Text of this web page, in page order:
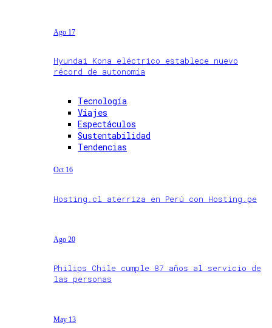
Ago 17
Hyundai Kona eléctrico establece nuevo
récord de autonomía
Tecnología
Viajes
Espectáculos
Sustentabilidad
Tendencias
Oct 16
Hosting.cl aterriza en Perú con Hosting.pe
Ago 20
Philips Chile cumple 87 años al servicio de
las personas
May 13